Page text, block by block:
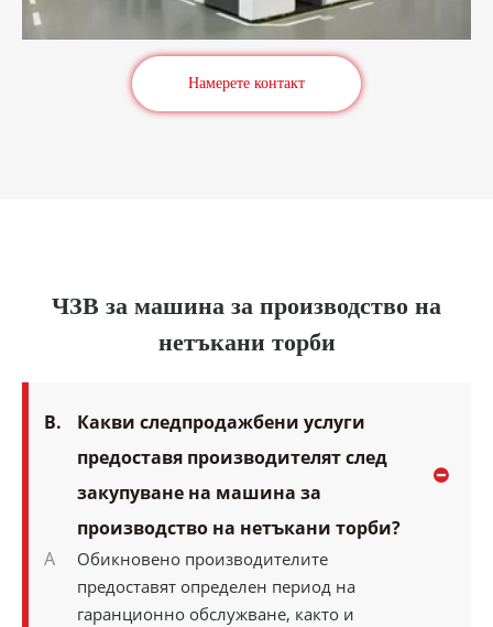
Намерете контакт
ЧЗВ за машина за производство на
нетъкани торби
В.
Какви следпродажбени услуги
предоставя производителят след
закупуване на машина за
производство на нетъкани торби?
A
Обикновено производителите
предоставят определен период на
гаранционно обслужване, както и